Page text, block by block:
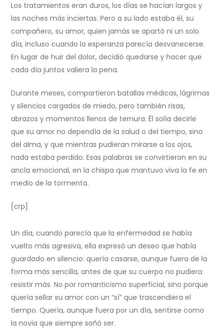
Los tratamientos eran duros, los días se hacían largos y
las noches más inciertas. Pero a su lado estaba él, su
compañero, su amor, quien jamás se apartó ni un solo
día, incluso cuando la esperanza parecía desvanecerse.
En lugar de huir del dolor, decidió quedarse y hacer que
cada día juntos valiera la pena.
Durante meses, compartieron batallas médicas, lágrimas
y silencios cargados de miedo, pero también risas,
abrazos y momentos llenos de ternura. Él solía decirle
que su amor no dependía de la salud o del tiempo, sino
del alma, y que mientras pudieran mirarse a los ojos,
nada estaba perdido. Esas palabras se convirtieron en su
ancla emocional, en la chispa que mantuvo viva la fe en
medio de la tormenta.
[crp]
Un día, cuando parecía que la enfermedad se había
vuelto más agresiva, ella expresó un deseo que había
guardado en silencio: quería casarse, aunque fuera de la
forma más sencilla, antes de que su cuerpo no pudiera
resistir más. No por romanticismo superficial, sino porque
quería sellar su amor con un “sí” que trascendiera el
tiempo. Quería, aunque fuera por un día, sentirse como
la novia que siempre soñó ser.